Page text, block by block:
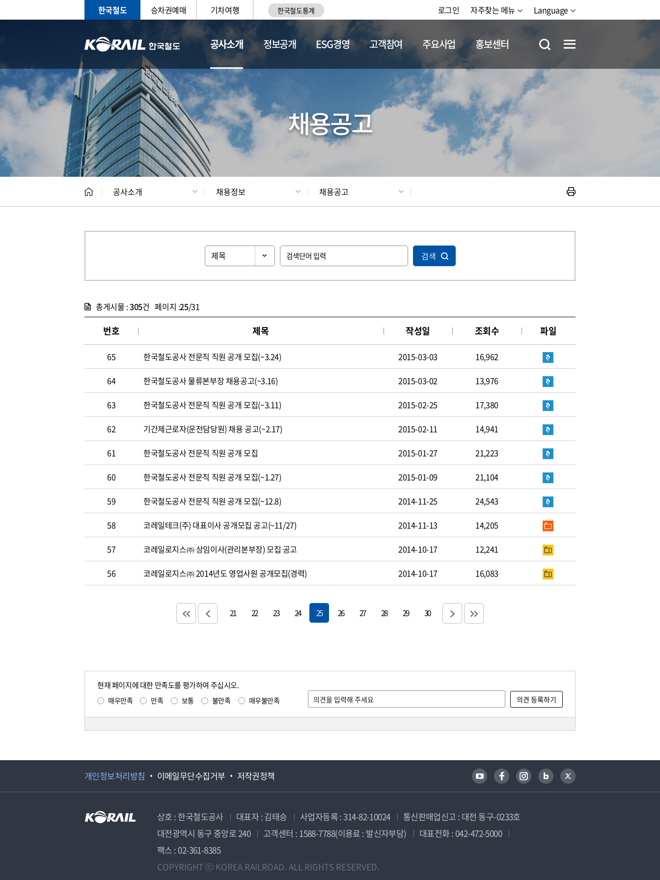
한국철도 승차권예매 기차여행 한국철도통계 로그인 자주찾는 메뉴 Language
공사소개
CEO 일반현황 채용정보
정보공개 ESG경영 고객참여 주요사업 홍보센터
채용공고
공사소개 채용정보 채용공고
검색
총게시물 :305건 페이지 :25/31
번호 제목 작성일 조회수 파일
65 한국철도공사 전문직 직원 공개 모집(~3.24) 2015-03-03 16,962
64 한국철도공사 물류본부장 채용공고(~3.16) 2015-03-02 13,976
63 한국철도공사 전문직 직원 공개 모집(~3.11) 2015-02-25 17,380
62 기간제근로자(운전담당원) 채용 공고(~2.17) 2015-02-11 14,941
61 한국철도공사 전문직 직원 공개 모집 2015-01-27 21,223
60 한국철도공사 전문직 직원 공개 모집(~1.27) 2015-01-09 21,104
59 한국철도공사 전문직 직원 공개 모집(~12.8) 2014-11-25 24,543
58 코레일테크(주) 대표이사 공개모집 공고(~11/27) 2014-11-13 14,205
57 코레일로지스㈜ 상임이사(관리본부장) 모집 공고 2014-10-17 12,241
56 코레일로지스㈜ 2014년도 영업사원 공개모집(경력) 2014-10-17 16,083
21 22 23 24 25 26 27 28 29 30
현재 페이지에 대한 만족도를 평가하여 주십시오.
매우만족 만족 보통 불만족 매우불만족
개인정보처리방침 이메일무단수집거부 저작권정책
상호 : 한국철도공사 대표자 : 김태승 사업자등록 : 314-82-10024
통신판매업신고 : 대전 동구-0233호
대전광역시 동구 중앙로 240
고객센터 : 1588-7788(이용료 : 발신자부담)
대표전화 : 042-472-5000
팩스 : 02-361-8385
COPYRIGHT ⓒ KOREA RAILROAD. ALL RIGHTS RESERVED.